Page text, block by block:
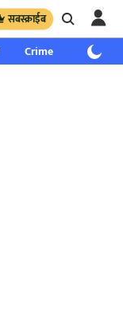
सबस्क्राईब
Crime साप्ताहिक